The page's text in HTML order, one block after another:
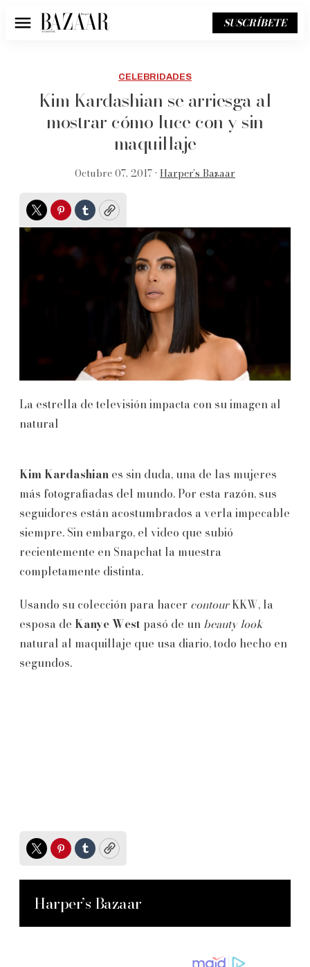
Menú SUSCRÍBETE
CELEBRIDADES
Kim Kardashian se arriesga al
mostrar cómo luce con y sin
maquillaje
Octubre 07, 2017 • Harper’s Bazaar
TwitterPinterest
TumblrCopy
La estrella de televisión impacta con su imagen al
natural
Kim Kardashian es sin duda, una de las mujeres
más fotografiadas del mundo. Por esta razón, sus
seguidores están acostumbrados a verla impecable
siempre. Sin embargo, el video que subió
recientemente en Snapchat la muestra
completamente distinta.
Usando su colección para hacer contourKKW, la
esposa de Kanye West pasó de un beauty look
natural al maquillaje que usa diario, todo hecho en
segundos.
TwitterPinterest
TumblrCopy
Harper’s Bazaar